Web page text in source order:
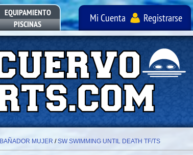
EQUIPAMIENTO
PISCINAS
POOL EQUIPMENT
Mi Cuenta Registrarse
BAÑADOR MUJER /SW SWIMMING UNTIL DEATH TF/TS